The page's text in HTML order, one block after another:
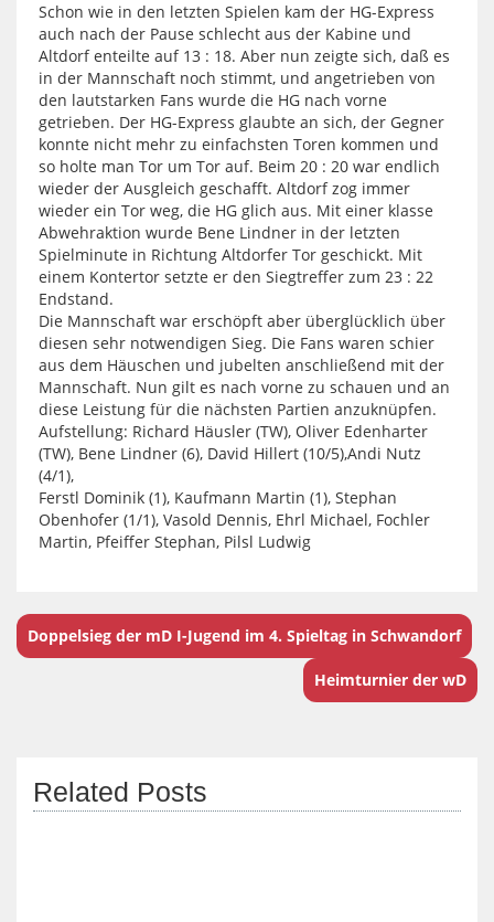
Schon wie in den letzten Spielen kam der HG-Express
auch nach der Pause schlecht aus der Kabine und
Altdorf enteilte auf 13 : 18. Aber nun zeigte sich, daß es
in der Mannschaft noch stimmt, und angetrieben von
den lautstarken Fans wurde die HG nach vorne
getrieben. Der HG-Express glaubte an sich, der Gegner
konnte nicht mehr zu einfachsten Toren kommen und
so holte man Tor um Tor auf. Beim 20 : 20 war endlich
wieder der Ausgleich geschafft. Altdorf zog immer
wieder ein Tor weg, die HG glich aus. Mit einer klasse
Abwehraktion wurde Bene Lindner in der letzten
Spielminute in Richtung Altdorfer Tor geschickt. Mit
einem Kontertor setzte er den Siegtreffer zum 23 : 22
Endstand.
Die Mannschaft war erschöpft aber überglücklich über
diesen sehr notwendigen Sieg. Die Fans waren schier
aus dem Häuschen und jubelten anschließend mit der
Mannschaft. Nun gilt es nach vorne zu schauen und an
diese Leistung für die nächsten Partien anzuknüpfen.
Aufstellung: Richard Häusler (TW), Oliver Edenharter
(TW), Bene Lindner (6), David Hillert (10/5),Andi Nutz
(4/1),
Ferstl Dominik (1), Kaufmann Martin (1), Stephan
Obenhofer (1/1), Vasold Dennis, Ehrl Michael, Fochler
Martin, Pfeiffer Stephan, Pilsl Ludwig
Doppelsieg der mD I-Jugend im 4. Spieltag in Schwandorf
Heimturnier der wD
Related Posts